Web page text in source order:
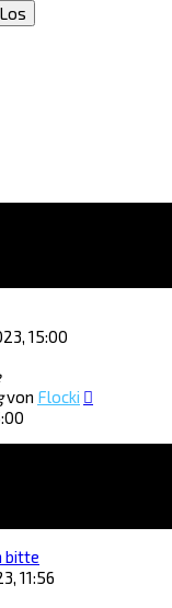
15:00
von Flocki
bitte
11:56